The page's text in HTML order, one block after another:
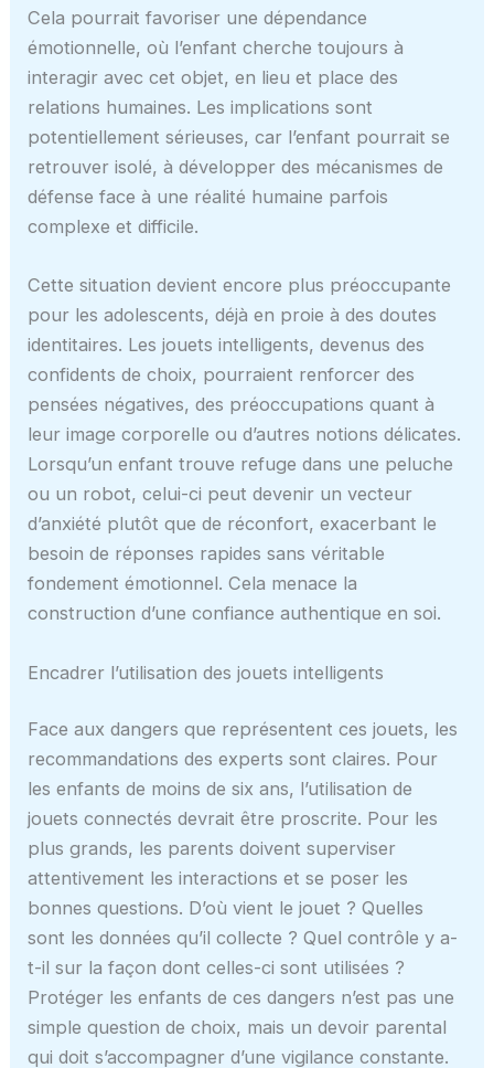
Cela pourrait favoriser une dépendance
émotionnelle, où l’enfant cherche toujours à
interagir avec cet objet, en lieu et place des
relations humaines. Les implications sont
potentiellement sérieuses, car l’enfant pourrait se
retrouver isolé, à développer des mécanismes de
défense face à une réalité humaine parfois
complexe et difficile.
Cette situation devient encore plus préoccupante
pour les adolescents, déjà en proie à des doutes
identitaires. Les jouets intelligents, devenus des
confidents de choix, pourraient renforcer des
pensées négatives, des préoccupations quant à
leur image corporelle ou d’autres notions délicates.
Lorsqu’un enfant trouve refuge dans une peluche
ou un robot, celui-ci peut devenir un vecteur
d’anxiété plutôt que de réconfort, exacerbant le
besoin de réponses rapides sans véritable
fondement émotionnel. Cela menace la
construction d’une confiance authentique en soi.
Encadrer l’utilisation des jouets intelligents
Face aux dangers que représentent ces jouets, les
recommandations des experts sont claires. Pour
les enfants de moins de six ans, l’utilisation de
jouets connectés devrait être proscrite. Pour les
plus grands, les parents doivent superviser
attentivement les interactions et se poser les
bonnes questions. D’où vient le jouet ? Quelles
sont les données qu’il collecte ? Quel contrôle y a-
t-il sur la façon dont celles-ci sont utilisées ?
Protéger les enfants de ces dangers n’est pas une
simple question de choix, mais un devoir parental
qui doit s’accompagner d’une vigilance constante.